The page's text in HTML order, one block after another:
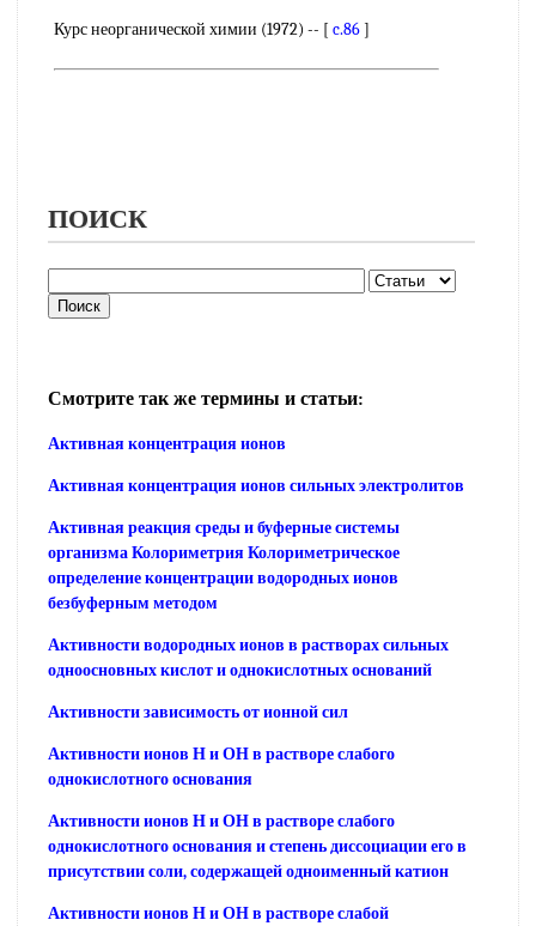
Курс неорганической химии (1972) -- [ c.86]
ПОИСК
Смотрите так же термины и статьи:
Активная концентрация ионов
Активная концентрация ионов сильных электролитов
Активная реакция среды и буферные системы
организма Колориметрия Колориметрическое
определение концентрации водородных ионов
безбуферным методом
Активности водородных ионов в растворах сильных
одноосновных кислот и однокислотных оснований
Активности зависимость от ионной сил
Активности ионов Н и ОН в растворе слабого
однокислотного основания
Активности ионов Н и ОН в растворе слабого
однокислотного основания и степень диссоциации его в
присутствии соли, содержащей одноименный катион
Активности ионов Н и ОН в растворе слабой